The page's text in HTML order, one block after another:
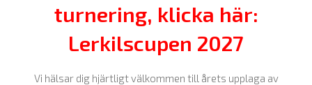
turnering, klicka här:
Lerkilscupen 2027
Vi hälsar dig hjärtligt välkommen till årets upplaga av